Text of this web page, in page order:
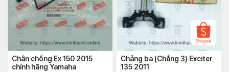
4 2NDF477300P1 Đỏ đô 290.000
5 2NDF477300P5
Dương
bóng
290.000
Chân chống Ex 150 2015
chính hãng Yamaha
Chảng ba (Chẳng 3) Exciter
135 2011